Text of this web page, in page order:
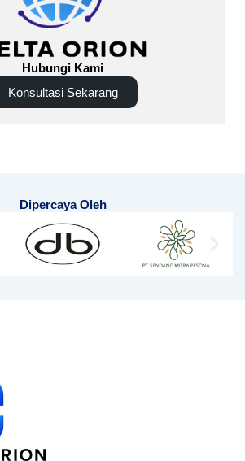
Hubungi Kami
Konsultasi Sekarang
Dipercaya Oleh